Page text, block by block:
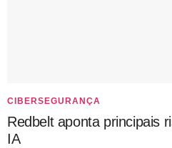
CIBERSEGURANÇA
Redbelt aponta principais
IA